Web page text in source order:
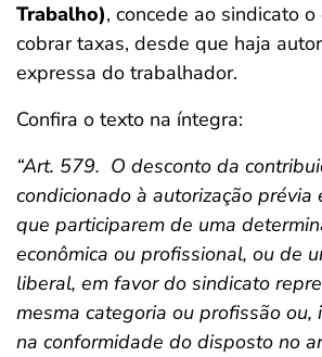
Trabalho), concede ao sindicato
cobrar taxas, desde que haja
expressa do trabalhador.
Confira o texto na íntegra:
“Art. 579. O desconto da
condicionado à autorização prévia
que participarem de uma
econômica ou profissional, ou de
liberal, em favor do sindicato
mesma categoria ou profissão ou,
na conformidade do disposto no